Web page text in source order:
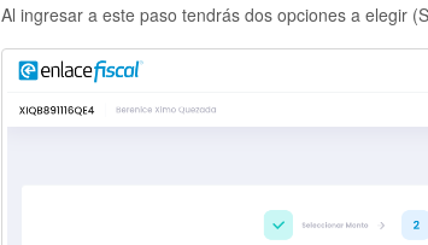
Al ingresar a este paso tendrás dos opciones a elegir